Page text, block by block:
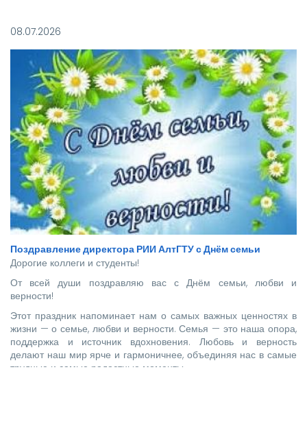
высококвалифицированных специалистов, которым предстоит
стать надежной опорой и строить будущее нашей великой
страны.
08.07.2026
Поздравление директора РИИ АлтГТУ с Днём семьи
Дорогие коллеги и студенты!
От всей души поздравляю вас с Днём семьи, любви и
верности!
Этот праздник напоминает нам о самых важных ценностях в
жизни — о семье, любви и верности. Семья — это наша опора,
поддержка и источник вдохновения. Любовь и верность
делают наш мир ярче и гармоничнее, объединяя нас в самые
трудные и самые радостные моменты.